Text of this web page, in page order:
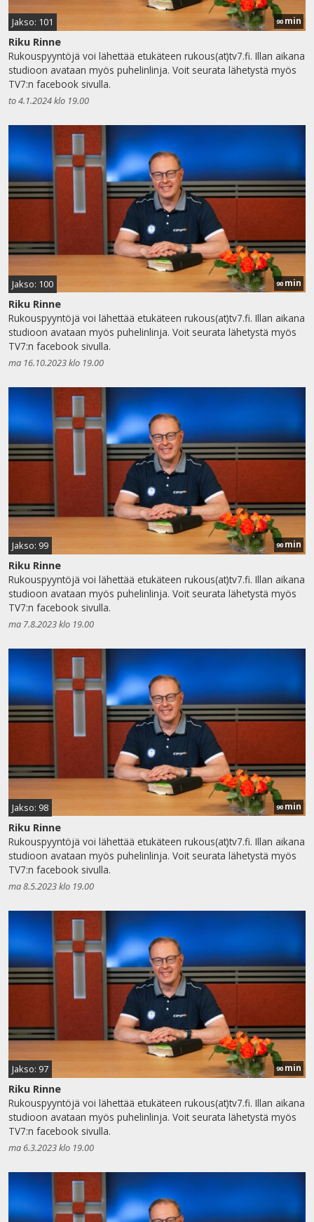
Jakso: 101 90 min
Riku Rinne
Rukouspyyntöjä voi lähettää etukäteen rukous(at)tv7.fi. Illan aikana
studioon avataan myös puhelinlinja. Voit seurata lähetystä myös
TV7:n facebook sivulla.
to 4.1.2024 klo 19.00
Jakso: 100 90 min
Riku Rinne
Rukouspyyntöjä voi lähettää etukäteen rukous(at)tv7.fi. Illan aikana
studioon avataan myös puhelinlinja. Voit seurata lähetystä myös
TV7:n facebook sivulla.
ma 16.10.2023 klo 19.00
Jakso: 99 90 min
Riku Rinne
Rukouspyyntöjä voi lähettää etukäteen rukous(at)tv7.fi. Illan aikana
studioon avataan myös puhelinlinja. Voit seurata lähetystä myös
TV7:n facebook sivulla.
ma 7.8.2023 klo 19.00
Jakso: 98 90 min
Riku Rinne
Rukouspyyntöjä voi lähettää etukäteen rukous(at)tv7.fi. Illan aikana
studioon avataan myös puhelinlinja. Voit seurata lähetystä myös
TV7:n facebook sivulla.
ma 8.5.2023 klo 19.00
Jakso: 97 90 min
Riku Rinne
Rukouspyyntöjä voi lähettää etukäteen rukous(at)tv7.fi. Illan aikana
studioon avataan myös puhelinlinja. Voit seurata lähetystä myös
TV7:n facebook sivulla.
ma 6.3.2023 klo 19.00